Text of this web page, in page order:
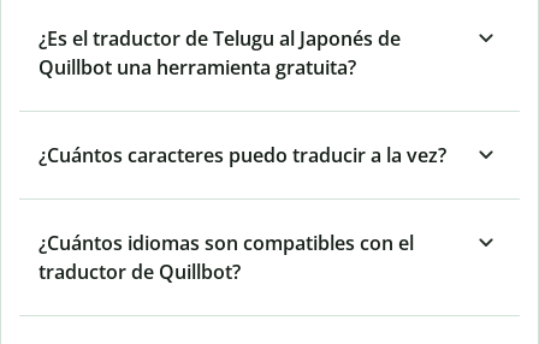
¿Es el traductor de Telugu al Japonés de
Quillbot una herramienta gratuita?
¿Cuántos caracteres puedo traducir a la vez?
¿Cuántos idiomas son compatibles con el
traductor de Quillbot?